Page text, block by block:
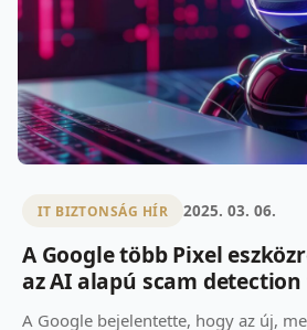
IT BIZTONSÁG HÍR 2025. 03. 06.
A Google több Pixel
az AI alapú scam
A Google bejelentette, hogy az új,